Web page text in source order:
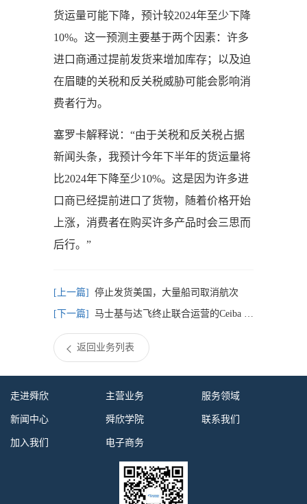
货运量可能下降，预计较2024年至少下降
10%。这一预测主要基于两个因素：许多
进口商通过提前发货来增加库存；以及迫
在眉睫的关税和反关税威胁可能会影响消
费者行为。
塞罗卡解释说：“由于关税和反关税占据
新闻头条，我预计今年下半年的货运量将
比2024年下降至少10%。这是因为许多进
口商已经提前进口了货物，随着价格开始
上涨，消费者在购买许多产品时会三思而
后行。”
停止发货美国，大量船司取消航次
马士基与达飞终止联合运营的Ceiba Express航线
返回业务列表
走进舜欣 主营业务 服务领域
新闻中心 舜欣学院 联系我们
加入我们 电子商务